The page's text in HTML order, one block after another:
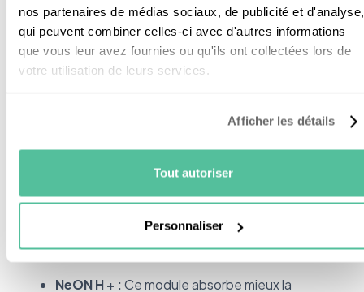
nos partenaires de médias sociaux, de publicité et d'analyse,
qui peuvent combiner celles-ci avec d'autres informations
que vous leur avez fournies ou qu'ils ont collectées lors de
votre utilisation de leurs services.
Afficher les détails
Tout autoriser
Personnaliser
La sérieNeON R:
NeON R :C’est le capteur solaire leplus vendu
de la marque. Il assure un très bon rendement
Sa couleur noire le rend plus
un tout peu moins de puissance (-0.6%). Il est
NeON H + :Ce module absorbe mieux la